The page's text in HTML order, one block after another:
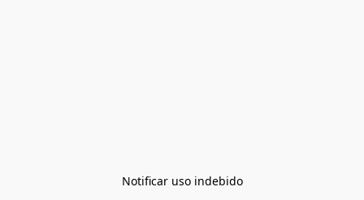
Notificar uso indebido